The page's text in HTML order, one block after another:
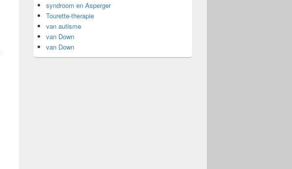
syndroom en Asperger
Tourette-therapie
van autisme
van Down
van Down